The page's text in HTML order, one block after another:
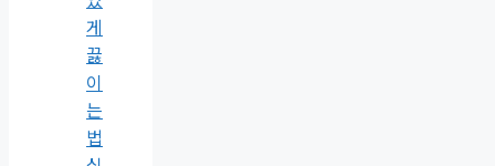
게
끓
이
는
법